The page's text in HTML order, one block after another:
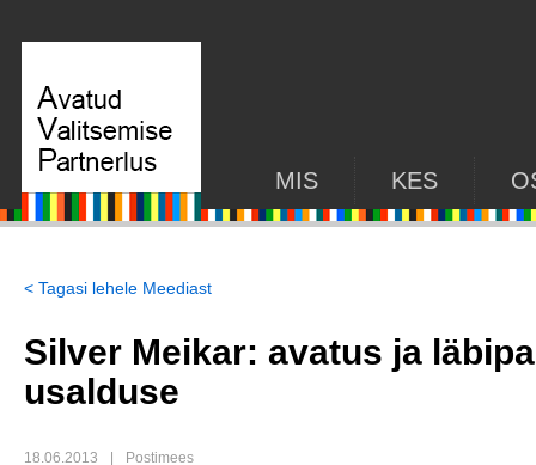
MIS KES
< Tagasi lehele Meediast
Silver Meikar: avatus ja
usalduse
18.06.2013 Postimees